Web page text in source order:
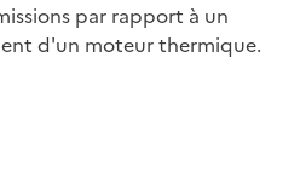
par rapport à un
d'un moteur thermique.